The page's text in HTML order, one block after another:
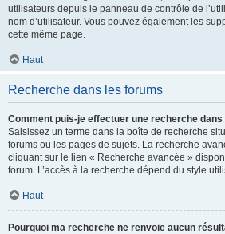
utilisateurs depuis le panneau de contrôle de
nom d’utilisateur. Vous pouvez également les
cette même page.
Haut
Recherche dans les forums
Comment puis-je effectuer une recherche
Saisissez un terme dans la boîte de recherche
forums ou les pages de sujets. La recherche
cliquant sur le lien « Recherche avancée »
forum. L’accès à la recherche dépend du style
Haut
Pourquoi ma recherche ne renvoie aucun